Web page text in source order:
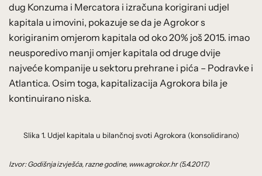
dug Konzuma i Mercatora i izračuna korigirani udjel
kapitala u imovini, pokazuje se da je Agrokor s
korigiranim omjerom kapitala od oko 20% još 2015. imao
neusporedivo manji omjer kapitala od druge dvije
najveće kompanije u sektoru prehrane i pića – Podravke i
Atlantica. Osim toga, kapitalizacija Agrokora bila je
kontinuirano niska.
Slika 1. Udjel kapitala u bilančnoj svoti Agrokora (konsolidirano)
Izvor: Godišnja izvješća, razne godine, www.agrokor.hr (5.4.2017.)